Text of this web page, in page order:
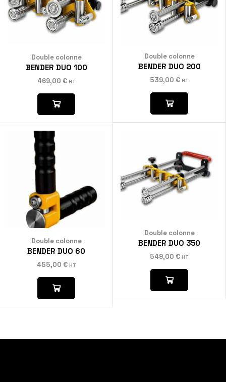
Double colonne
BENDER DUO 100
469,00 € HT
Double colonne
BENDER DUO 200
539,00 € HT
Double colonne
BENDER DUO 350
549,00 € HT
Double colonne
BENDER DUO 60
455,00 € HT